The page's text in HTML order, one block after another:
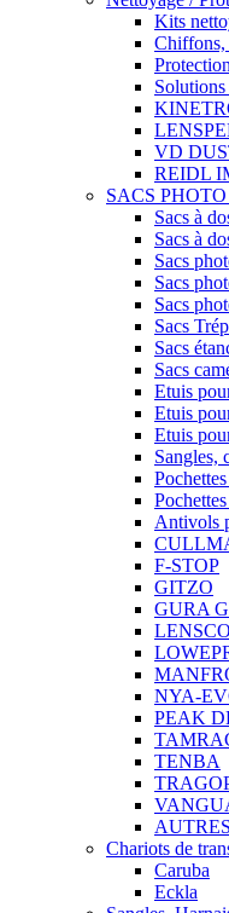
Kits
Chiffons,
VD
REIDL
SACS
Sacs à
Sacs à
Sacs
Sacs
Sacs
Sacs
Sacs
Sacs
Etuis
Etuis
Etuis
Sangles,
Antivols
F-STOP
GITZO
GURA
NYA-
PEAK
TENBA
Chariots de
Caruba
Eckla